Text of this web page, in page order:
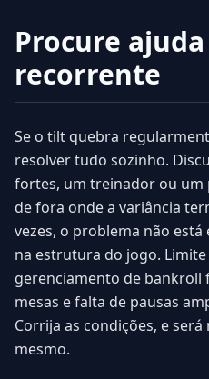
Procure
recorrente
Se o tilt quebra
resolver tudo sozinho.
fortes, um treinador ou um
de fora onde a variância
vezes, o problema não
na estrutura do jogo.
gerenciamento de bankroll
mesas e falta de pausas
Corrija as condições, e
mesmo.